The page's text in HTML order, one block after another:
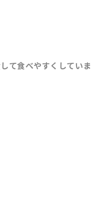
て食べやすくしていま